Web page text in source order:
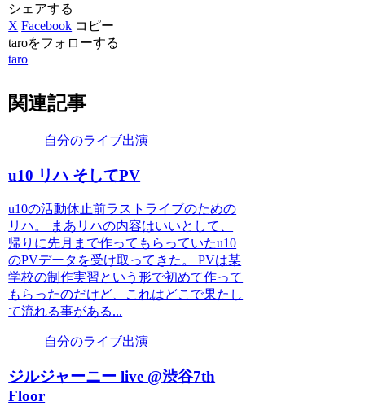
シェアする
X Facebook コピー
taroをフォローする
taro
関連記事
自分のライブ出演
u10 リハ そしてPV
u10の活動休止前ラストライブのための
リハ。 まあリハの内容はいいとして、
帰りに先月まで作ってもらっていたu10
のPVデータを受け取ってきた。 PVは某
学校の制作実習という形で初めて作って
もらったのだけど、これはどこで果たし
て流れる事がある...
自分のライブ出演
ジルジャーニー live @渋谷7th
Floor